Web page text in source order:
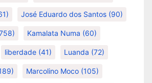
José Eduardo dos Santos (90)
Kamalata Numa (60)
liberdade (41) Luanda (72)
Marcolino Moco (105)